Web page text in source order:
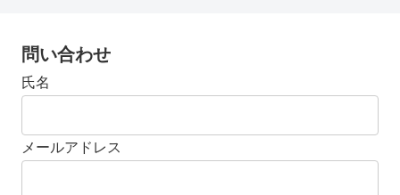
問い合わせ
氏名
メールアドレス